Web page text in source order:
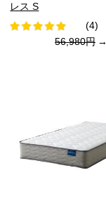
レス S
(4)
56,980円 →